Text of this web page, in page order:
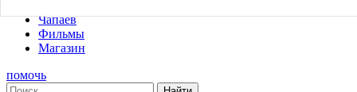
Чапаев
Фильмы
Магазин
помочь